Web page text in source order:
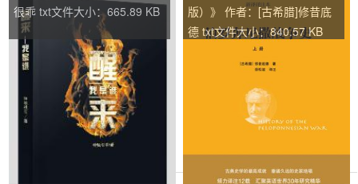
很乖 txt文件大小：665.89 KB
版）》 作者：[古希腊]修昔底
德 txt文件大小：840.57 KB